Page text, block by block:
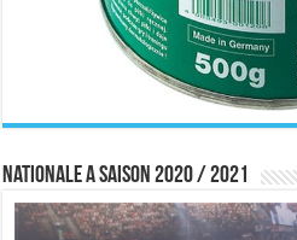
Nationale A saison 2020 / 2021